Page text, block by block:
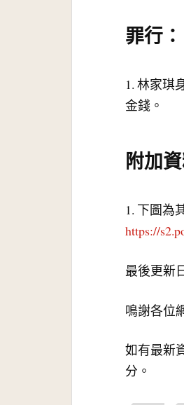
罪行：
1. 林家琪
金錢。
附加資
1. 下圖為
https://
最後更新
鳴謝各位
如有最新
分。